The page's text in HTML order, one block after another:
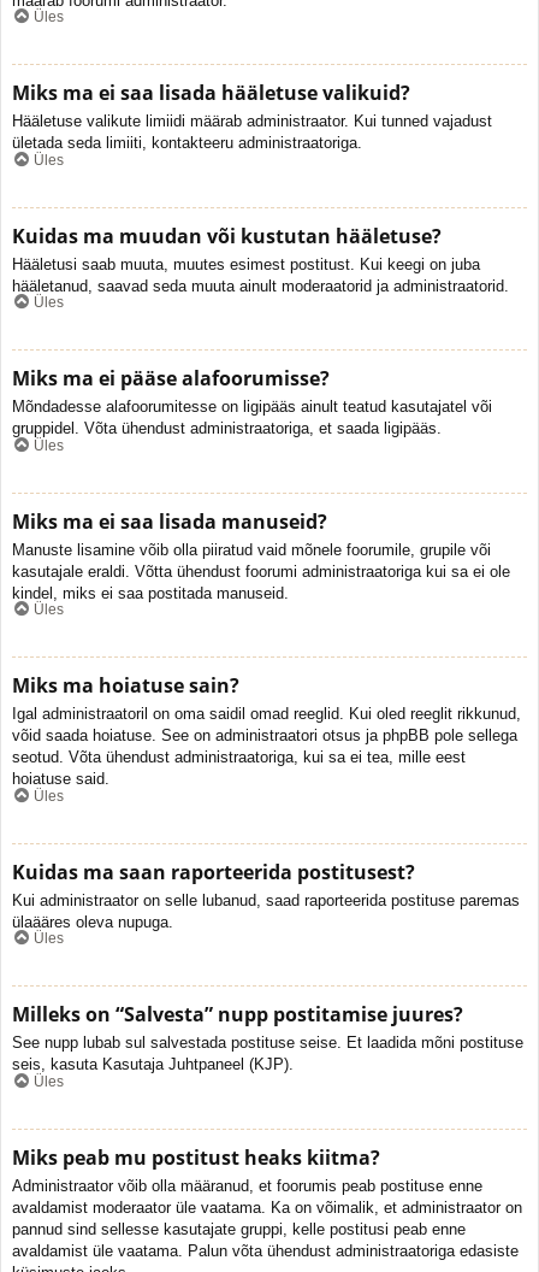
Üles
Miks ma ei saa lisada hääletuse valikuid?
Hääletuse valikute limiidi määrab administraator. Kui tunned vajadust
ületada seda limiiti, kontakteeru administraatoriga.
Üles
Kuidas ma muudan või kustutan hääletuse?
Hääletusi saab muuta, muutes esimest postitust. Kui keegi on juba
hääletanud, saavad seda muuta ainult moderaatorid ja administraatorid.
Üles
Miks ma ei pääse alafoorumisse?
Mõndadesse alafoorumitesse on ligipääs ainult teatud kasutajatel või
gruppidel. Võta ühendust administraatoriga, et saada ligipääs.
Üles
Miks ma ei saa lisada manuseid?
Manuste lisamine võib olla piiratud vaid mõnele foorumile, grupile või
kasutajale eraldi. Võtta ühendust foorumi administraatoriga kui sa ei ole
kindel, miks ei saa postitada manuseid.
Üles
Miks ma hoiatuse sain?
Igal administraatoril on oma saidil omad reeglid. Kui oled reeglit rikkunud,
võid saada hoiatuse. See on administraatori otsus ja phpBB pole sellega
seotud. Võta ühendust administraatoriga, kui sa ei tea, mille eest
hoiatuse said.
Üles
Kuidas ma saan raporteerida postitusest?
Kui administraator on selle lubanud, saad raporteerida postituse paremas
ülaääres oleva nupuga.
Üles
Milleks on “Salvesta” nupp postitamise juures?
See nupp lubab sul salvestada postituse seise. Et laadida mõni postituse
seis, kasuta Kasutaja Juhtpaneel (KJP).
Üles
Miks peab mu postitust heaks kiitma?
Administraator võib olla määranud, et foorumis peab postituse enne
avaldamist moderaator üle vaatama. Ka on võimalik, et administraator on
pannud sind sellesse kasutajate gruppi, kelle postitusi peab enne
avaldamist üle vaatama. Palun võta ühendust administraatoriga edasiste